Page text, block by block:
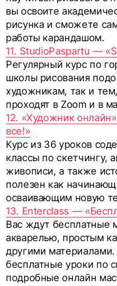
вы освоите
рисунка и сможете
работы карандашом.
11. StudioPaspartu —
Регулярный курс по
школы рисования
художникам, так и
проходят в Zoom и в
12. «Художник
все!»
Курс из 36 уроков
классы по скетчингу,
живописи, а также
полезен как
осваивающим новую
13. Enterclass —
Вас ждут бесплатные
акварелью, простым
другими
бесплатные уроки по
подробные онлайн